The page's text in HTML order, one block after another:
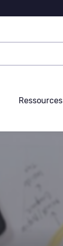
Ressources